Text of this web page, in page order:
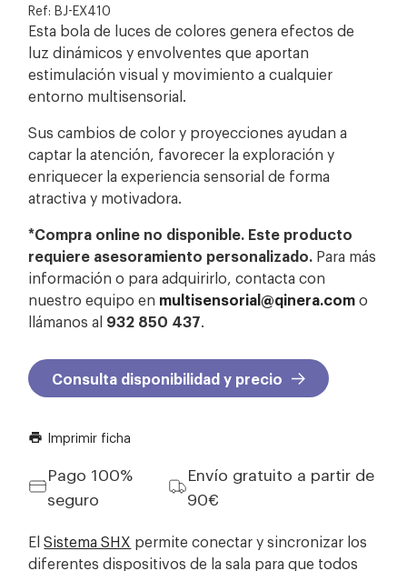
Ref: BJ-EX410
Esta bola de luces de colores genera efectos de
luz dinámicos y envolventes que aportan
estimulación visual y movimiento a cualquier
entorno multisensorial.
Sus cambios de color y proyecciones ayudan a
captar la atención, favorecer la exploración y
enriquecer la experiencia sensorial de forma
atractiva y motivadora.
*Compra online no disponible. Este producto
requiere asesoramiento personalizado. Para más
información o para adquirirlo, contacta con
nuestro equipo en multisensorial@qinera.como
llámanos al 932 850 437.
Consulta disponibilidad y precio
print Imprimir ficha
Pago 100%
seguro
Envío gratuito a partir de
90€
ElSistema SHX permite conectar y sincronizar los
diferentes dispositivos de la sala para que todos